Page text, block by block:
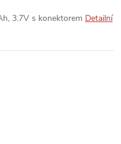
3.7V s konektorem Detailní